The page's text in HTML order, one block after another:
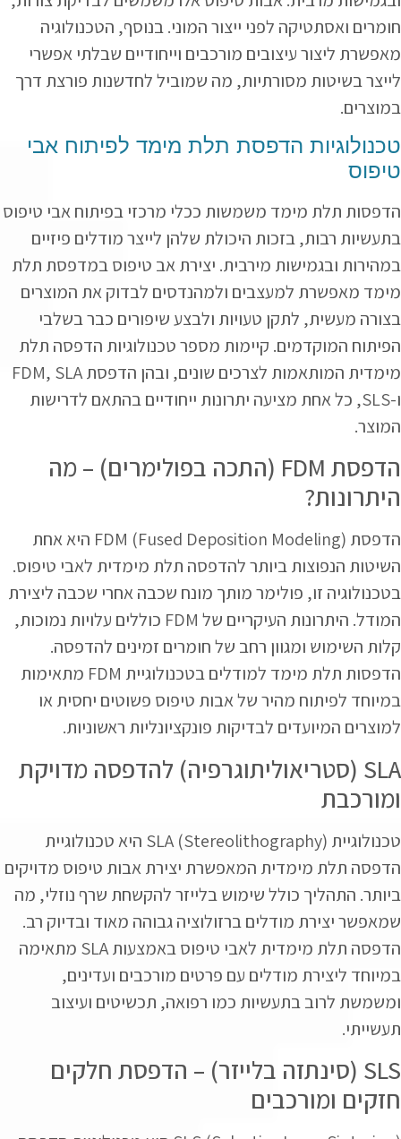
חומרים ואסתטיקה לפני ייצור המוני. בנוסף, הטכנולוגיה
מאפשרת ליצור עיצובים מורכבים וייחודיים שבלתי אפשרי
לייצר בשיטות מסורתיות, מה שמוביל לחדשנות פורצת דרך
במוצרים.
טכנולוגיות הדפסת תלת מימד לפיתוח אבי
טיפוס
הדפסות תלת מימד משמשות ככלי מרכזי בפיתוח אבי טיפוס
בתעשיות רבות, בזכות היכולת שלהן לייצר מודלים פיזיים
במהירות ובגמישות מירבית. יצירת אב טיפוס במדפסת תלת
מימד מאפשרת למעצבים ולמהנדסים לבדוק את המוצרים
בצורה מעשית, לתקן טעויות ולבצע שיפורים כבר בשלבי
הפיתוח המוקדמים. קיימות מספר טכנולוגיות הדפסה תלת
מימדית המותאמות לצרכים שונים, ובהן הדפסת FDM, SLA
ו-SLS, כל אחת מציעה יתרונות ייחודיים בהתאם לדרישות
המוצר.
הדפסת FDM (התכה בפולימרים) – מה
היתרונות?
הדפסת FDM (Fused Deposition Modeling) היא אחת
השיטות הנפוצות ביותר להדפסה תלת מימדית לאבי טיפוס.
בטכנולוגיה זו, פולימר מותך מונח שכבה אחרי שכבה ליצירת
המודל. היתרונות העיקריים של FDM כוללים עלויות נמוכות,
קלות השימוש ומגוון רחב של חומרים זמינים להדפסה.
הדפסות תלת מימד למודלים בטכנולוגיית FDM מתאימות
במיוחד לפיתוח מהיר של אבות טיפוס פשוטים יחסית או
למוצרים המיועדים לבדיקות פונקציונליות ראשוניות.
SLA (סטריאוליתוגרפיה) להדפסה מדויקת
ומורכבת
טכנולוגיית SLA (Stereolithography) היא טכנולוגיית
הדפסה תלת מימדית המאפשרת יצירת אבות טיפוס מדויקים
ביותר. התהליך כולל שימוש בלייזר להקשחת שרף נוזלי, מה
שמאפשר יצירת מודלים ברזולוציה גבוהה מאוד ובדיוק רב.
הדפסה תלת מימדית לאבי טיפוס באמצעות SLA מתאימה
במיוחד ליצירת מודלים עם פרטים מורכבים ועדינים,
ומשמשת לרוב בתעשיות כמו רפואה, תכשיטים ועיצוב
תעשייתי.
SLS (סינתזה בלייזר) – הדפסת חלקים
חזקים ומורכבים